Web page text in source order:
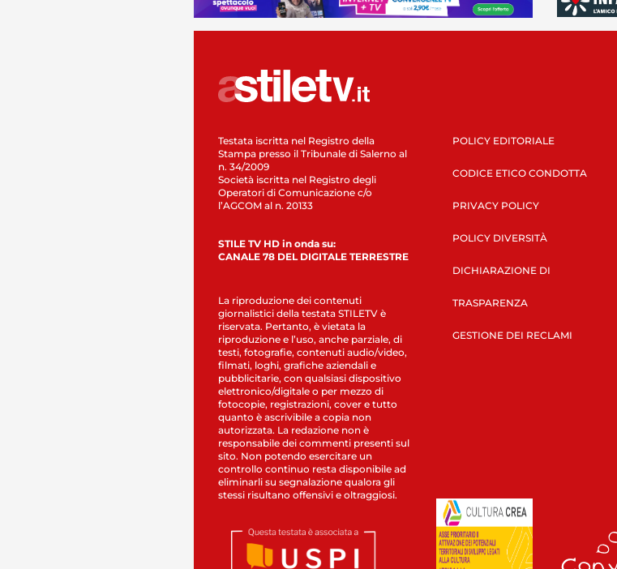
Testata iscritta nel Registro della
Stampa presso il Tribunale di Salerno al
n. 34/2009
Società iscritta nel Registro degli
Operatori di Comunicazione c/o
l’AGCOM al n. 20133
STILE TV HD in onda su:
CANALE 78 DEL DIGITALE TERRESTRE
La riproduzione dei contenuti
giornalistici della testata STILETV è
riservata. Pertanto, è vietata la
riproduzione e l’uso, anche parziale, di
testi, fotografie, contenuti audio/video,
filmati, loghi, grafiche aziendali e
pubblicitarie, con qualsiasi dispositivo
elettronico/digitale o per mezzo di
fotocopie, registrazioni, cover e tutto
quanto è ascrivibile a copia non
autorizzata. La redazione non è
responsabile dei commenti presenti sul
sito. Non potendo esercitare un
controllo continuo resta disponibile ad
eliminarli su segnalazione qualora gli
stessi risultano offensivi e oltraggiosi.
POLICY EDITORIALE
CODICE ETICO CONDOTTA
PRIVACY POLICY
POLICY DIVERSITÀ
DICHIARAZIONE DI
TRASPARENZA
GESTIONE DEI RECLAMI